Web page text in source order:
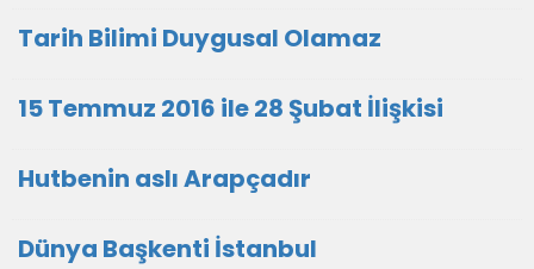
Tarih Bilimi Duygusal Olamaz
15 Temmuz 2016 ile 28 Şubat İlişkisi
Hutbenin aslı Arapçadır
Dünya Başkenti İstanbul